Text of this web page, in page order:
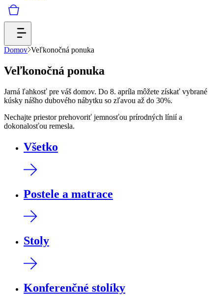
Domov Veľkonočná ponuka
Veľkonočná ponuka
Jarná ľahkosť pre váš domov. Do 8. apríla môžete získať vybrané
kúsky nášho dubového nábytku so zľavou až do 30%.
Nechajte priestor prehovoriť jemnosťou prírodných línií a
dokonalosťou remesla.
Všetko
Postele a matrace
Stoly
Konferenčné stolíky